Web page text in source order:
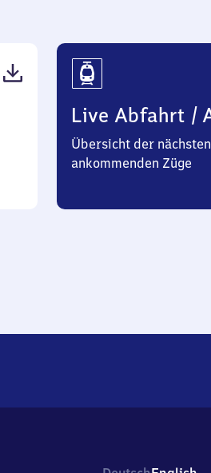
Live Abfahrt /
Übersicht der
ankommenden Züge